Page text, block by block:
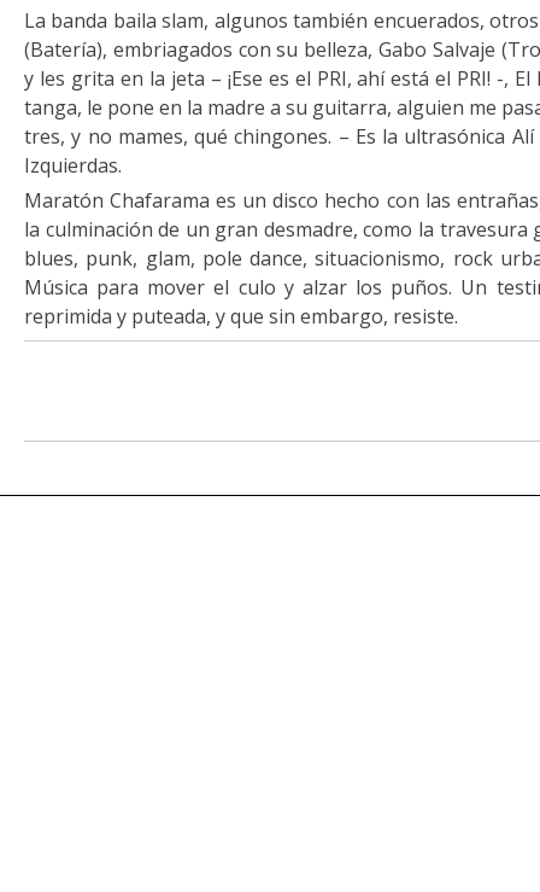
La banda baila slam, algunos también encuerados,
(Batería), embriagados con su belleza, Gabo Salvaje
y les grita en la jeta – ¡Ese es el PRI, ahí está el PRI! -,
tanga, le pone en la madre a su guitarra, alguien me
tres, y no mames, qué chingones. – Es la ultrasónica
Izquierdas.
Maratón Chafarama es un disco hecho con las
la culminación de un gran desmadre, como la travesura
blues, punk, glam, pole dance, situacionismo, rock
Música para mover el culo y alzar los puños. Un
reprimida y puteada, y que sin embargo, resiste.